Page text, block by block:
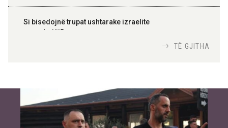
Si bisedojnë trupat ushtarake izraelite
me robotët?
Or Shalom
TË GJITHA